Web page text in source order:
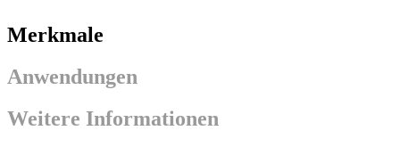
Merkmale
Anwendungen
Weitere Informationen